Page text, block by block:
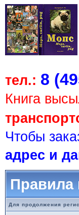
тел.: 8
Книга
Чтобы
адрес и
Правила
Для продолжения